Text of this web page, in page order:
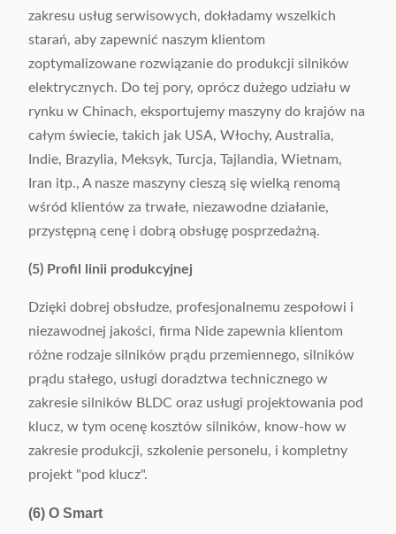
zakresu usług serwisowych, dokładamy wszelkich
starań, aby zapewnić naszym klientom
zoptymalizowane rozwiązanie do produkcji silników
elektrycznych. Do tej pory, oprócz dużego udziału w
rynku w Chinach, eksportujemy maszyny do krajów na
całym świecie, takich jak USA, Włochy, Australia,
Indie, Brazylia, Meksyk, Turcja, Tajlandia, Wietnam,
Iran itp., A nasze maszyny cieszą się wielką renomą
wśród klientów za trwałe, niezawodne działanie,
przystępną cenę i dobrą obsługę posprzedażną.
(5) Profil linii produkcyjnej
Dzięki dobrej obsłudze, profesjonalnemu zespołowi i
niezawodnej jakości, firma Nide zapewnia klientom
różne rodzaje silników prądu przemiennego, silników
prądu stałego, usługi doradztwa technicznego w
zakresie silników BLDC oraz usługi projektowania pod
klucz, w tym ocenę kosztów silników, know-how w
zakresie produkcji, szkolenie personelu, i kompletny
projekt "pod klucz".
(6) O Smart